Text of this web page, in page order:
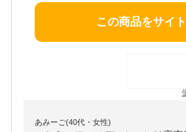
この商品をサイ
あみーご(40代・女性)